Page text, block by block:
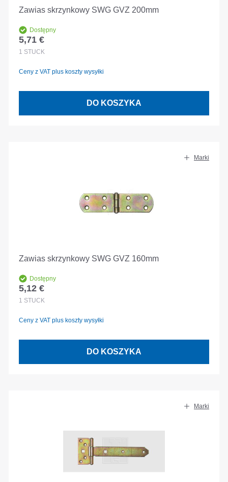
Zawias skrzynkowy SWG GVZ 200mm
Dostępny
Cena regularna:
5,71 €
1 STÜCK
Ceny z VAT plus koszty wysyłki
DO KOSZYKA
Marki
Zawias skrzynkowy SWG GVZ 160mm
Dostępny
Cena regularna:
5,12 €
1 STÜCK
Ceny z VAT plus koszty wysyłki
DO KOSZYKA
Marki